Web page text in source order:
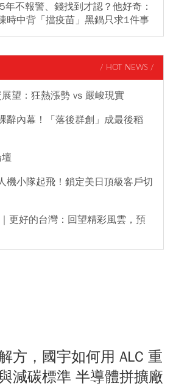
不報警、錢找到才認？他好奇：
時中背「擋疫苗」黑鍋只求1件事
/ HOT NEWS /
望：狂熱漲勢 vs 嚴峻現實
辭內幕！「落後群創」成最後稻
機小隊起飛！鎖定美日頂級客戶切
更好的台灣：回望精彩風雲，預
方，國宇如何用 ALC 重
減碳標準 半導體拼擴廠